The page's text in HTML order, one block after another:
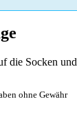
die Socken und
ohne Gewähr